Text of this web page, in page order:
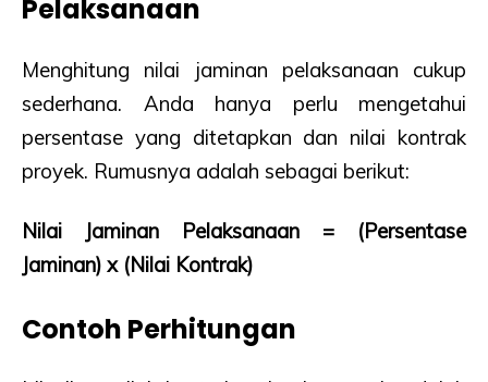
Pelaksanaan
Menghitung nilai jaminan pelaksanaan cukup
sederhana. Anda hanya perlu mengetahui
persentase yang ditetapkan dan nilai kontrak
proyek. Rumusnya adalah sebagai berikut:
Nilai Jaminan Pelaksanaan = (Persentase
Jaminan) x (Nilai Kontrak)
Contoh Perhitungan